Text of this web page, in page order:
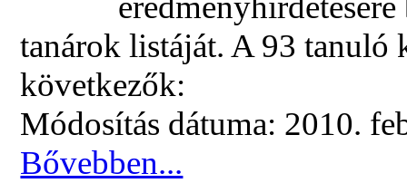
tanárok listáját. A 93
következők:
Módosítás dátuma: 2010.
Bővebben...